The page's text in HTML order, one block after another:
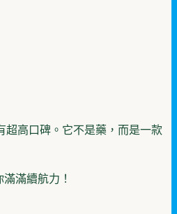
超高口碑。它不是藥，而是一款
滿續航力！